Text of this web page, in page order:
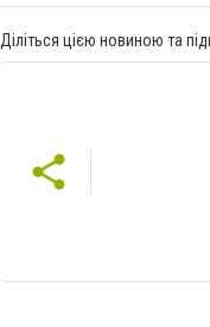
Діліться цією новиною та